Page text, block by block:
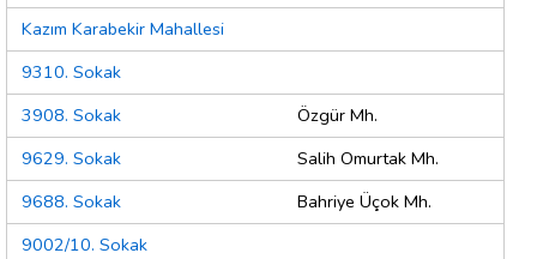
Kazım Karabekir Mahallesi
9310. Sokak
3908. Sokak
Özgür Mh.
9629. Sokak
Salih Omurtak Mh.
9688. Sokak
Bahriye Üçok Mh.
9002/10. Sokak